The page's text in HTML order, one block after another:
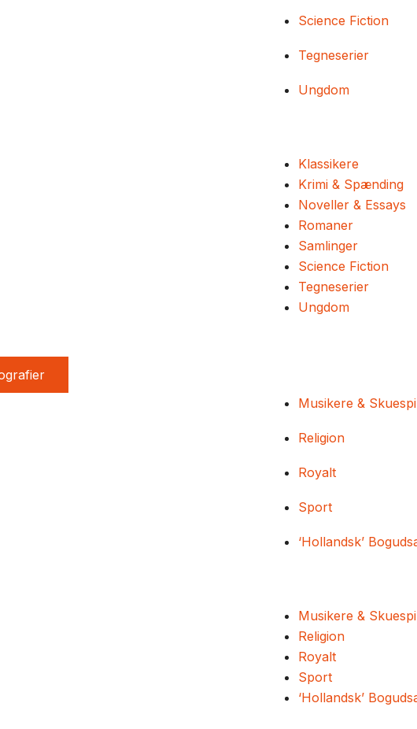
Science Fiction
Tegneserier
Ungdom
Klassikere
Krimi & Spænding
Noveller & Essays
Romaner
Samlinger
Science Fiction
Tegneserier
Ungdom
Musikere &
Religion
Royalt
Sport
‘Hollandsk’
Musikere &
Religion
Royalt
Sport
‘Hollandsk’